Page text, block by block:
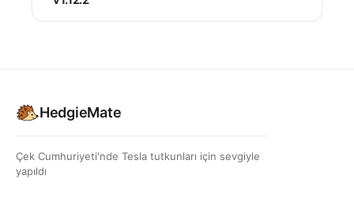
HedgieMate
Çek Cumhuriyeti'nde Tesla tutkunları için sevgiyle
yapıldı